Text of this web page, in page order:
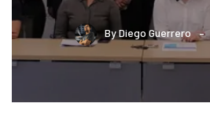
ByDiego Guerrero